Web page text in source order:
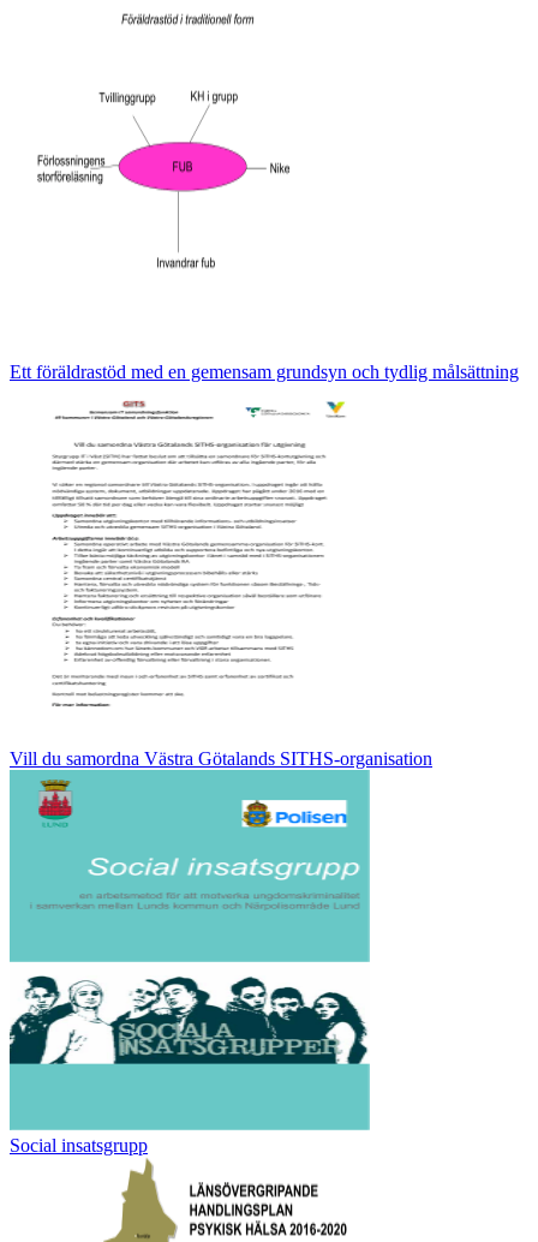
Ett föräldrastöd med en gemensam grundsyn och tydlig målsättning
Vill du samordna Västra Götalands SITHS-organisation
Social insatsgrupp